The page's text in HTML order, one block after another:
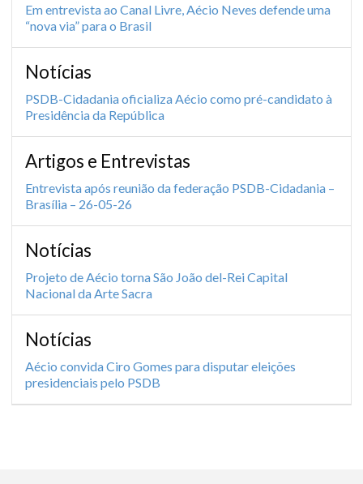
Em entrevista ao Canal Livre, Aécio Neves defende uma
“nova via” para o Brasil
Notícias
PSDB-Cidadania oficializa Aécio como pré-candidato à
Presidência da República
Artigos e Entrevistas
Entrevista após reunião da federação PSDB-Cidadania –
Brasília – 26-05-26
Notícias
Projeto de Aécio torna São João del-Rei Capital
Nacional da Arte Sacra
Notícias
Aécio convida Ciro Gomes para disputar eleições
presidenciais pelo PSDB